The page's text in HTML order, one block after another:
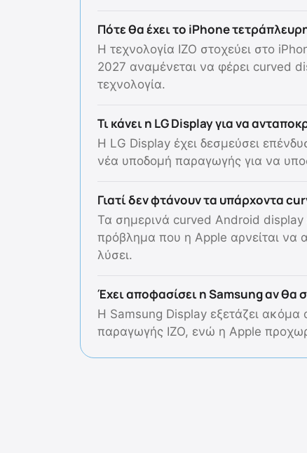
Πότε θα έχει το iPhone
Η τεχνολογία IZO στοχεύει στο
2027 αναμένεται να φέρει curved
τεχνολογία.
Τι κάνει η LG Display για να
Η LG Display έχει δεσμεύσει
νέα υποδομή παραγωγής για να
Γιατί δεν φτάνουν τα υπάρχοντα
Τα σημερινά curved Android
πρόβλημα που η Apple αρνείται να
λύσει.
Έχει αποφασίσει η Samsung αν θα
Η Samsung Display εξετάζει ακόμα
παραγωγής IZO, ενώ η Apple